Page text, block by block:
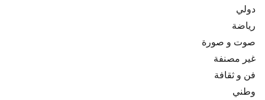
دولي
رياضة
صوت و صورة
غير مصنفة
فن و ثقافة
وطني